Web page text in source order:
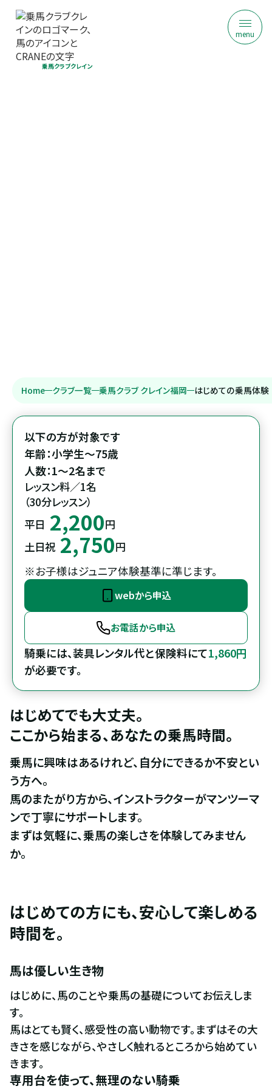
乗馬クラブクレイン
menu
Home クラブ一覧 乗馬クラブ クレイン福岡 はじめての乗馬体
以下の方が対象です
年齢：小学生～75歳
レッスン料／1名
（30分レッスン）
平日 2,200円
土日祝 2,750円
※お子様はジュニア体験基準に準じます。
webから申込
お電話から申込
騎乗には、装具レンタル代と保険料にて1,860円
が必要です。
はじめてでも大丈夫。
ここから始まる、あなたの乗馬時間。
乗馬に興味はあるけれど、自分にできるか不安とい
う方へ。
馬のまたがり方から、インストラクターがマンツーマ
ンで丁寧にサポートします。
まずは気軽に、乗馬の楽しさを体験してみません
か。
はじめての方にも、安心して楽しめる
時間を。
馬は優しい生き物
はじめに、馬のことや乗馬の基礎についてお伝えしま
す。
馬はとても賢く、感受性の高い動物です。まずはその大
きさを感じながら、やさしく触れるところから始めてい
きます。
専用台を使って、無理のない騎乗